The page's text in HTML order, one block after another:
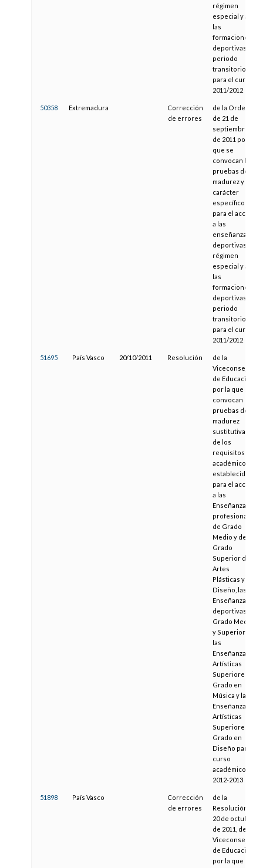
régimen
especial y a
las
formaciones
deportivas en
periodo
transitorio,
para el curso
2011/2012
50358 Extremadura
Corrección
de errores
de la Orden
de 21 de
septiembre
de 2011 por la
que se
convocan las
pruebas de
madurez y de
carácter
específico
para el acceso
a las
enseñanzas
deportivas de
régimen
especial y a
las
formaciones
deportivas en
periodo
transitorio,
para el curso
2011/2012
51695 País Vasco 20/10/2011 Resolución
de la
Viceconsejera
de Educación,
por la que se
convocan
pruebas de
madurez
sustitutivas
de los
requisitos
académicos
establecidos
para el acceso
a las
Enseñanzas
profesionales
de Grado
Medio y de
Grado
Superior de
Artes
Plásticas y
Diseño, las
Enseñanzas
deportivas de
Grado Medio
y Superior y
las
Enseñanzas
Artísticas
Superiores de
Grado en
Música y las
Enseñanzas
Artísticas
Superiores de
Grado en
Diseño para el
curso
académico
2012-2013
51898 País Vasco
Corrección
de errores
de la
Resolución de
20 de octubre
de 2011, de la
Viceconsejera
de Educación,
por la que se